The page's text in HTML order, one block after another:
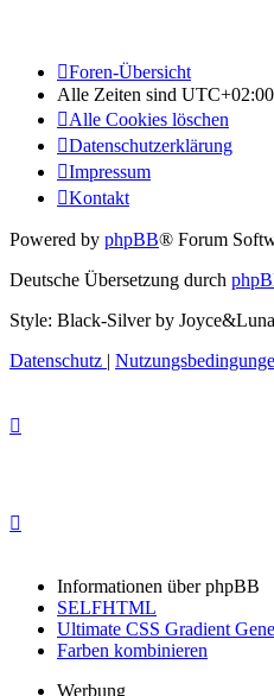
Foren-Übersicht
Alle Zeiten sind UTC+02:00
Alle Cookies löschen
Datenschutzerklärung
Impressum
Kontakt
Powered by phpBB® Forum
Deutsche Übersetzung durch
Style: Black-Silver by Joyce&Luna
Datenschutz |
Informationen über phpBB
SELFHTML
Ultimate CSS Gradient
Farben kombinieren
Werbung